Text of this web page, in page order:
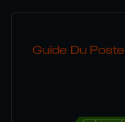
Guide Du Poste